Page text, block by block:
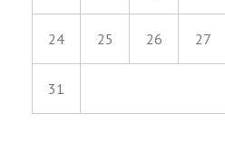
24 25 26 27
31